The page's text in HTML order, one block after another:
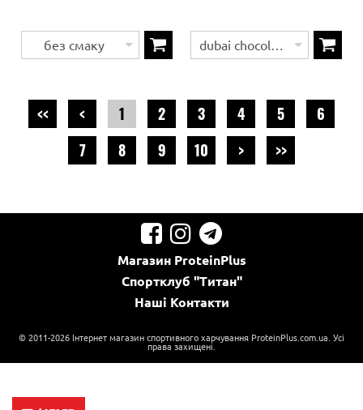
без смаку
<< < 1 2 3 4 5
6
7
8 9 10 > >>
МагазинProteinPlus
Спортклуб "Титан"
Наші Контакти
© 2011-2026 Інтернет магазин спортивного харчування ProteinPlus.com.ua. Усі
права захищені.